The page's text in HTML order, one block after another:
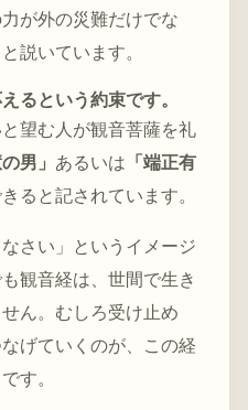
が外の災難だけでな
説いています。
るという約束です。
望む人が観音菩薩を礼
男」 あるいは 「端正有
ると記されています。
さい」というイメージ
観音経は、世間で生き
ん。むしろ受け止め
げていくのが、この経
す。